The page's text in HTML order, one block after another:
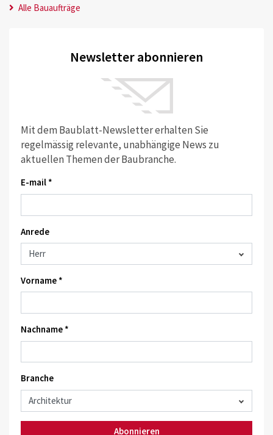
Alle Bauaufträge
Newsletter abonnieren
Mit dem Baublatt-Newsletter erhalten Sie
regelmässig relevante, unabhängige News zu
aktuellen Themen der Baubranche.
E-mail *
Anrede
Vorname *
Nachname *
Branche
Abonnieren